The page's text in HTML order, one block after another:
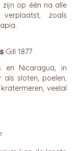
zijn op één na alle
zoals
.
Gill 1877
en Nicaragua, in
als sloten, poelen,
veelal